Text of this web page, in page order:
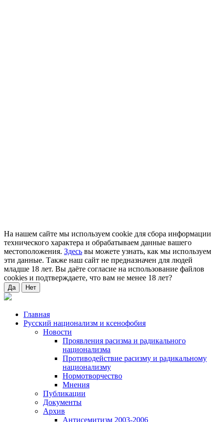
На нашем сайте мы используем cookie для сбора информации
технического характера и обрабатываем данные вашего
местоположения. Здесь вы можете узнать, как мы используем
эти данные. Также наш сайт не предназначен для людей
младше 18 лет. Вы даёте согласие на использование файлов
cookies и подтверждаете, что вам не менее 18 лет?
Да Нет
Главная
Русский национализм и ксенофобия
Новости
Проявления расизма и радикального
национализма
Противодействие расизму и радикальному
национализму
Нормотворчество
Мнения
Публикации
Документы
Архив
Антисемитизм 2003-2006